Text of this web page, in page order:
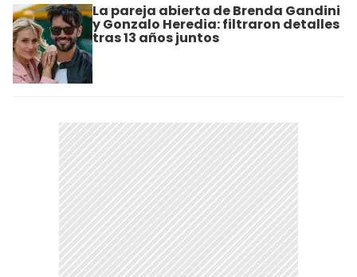
La pareja abierta de Brenda Gandini
y Gonzalo Heredia: filtraron detalles
tras 13 años juntos